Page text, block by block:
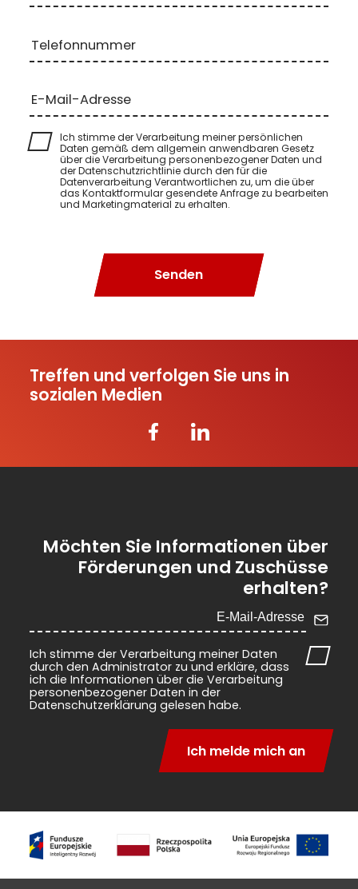
Telefonnummer
E-Mail-Adresse
Ich stimme der Verarbeitung meiner persönlichen
Daten gemäß dem allgemein anwendbaren Gesetz
über die Verarbeitung personenbezogener Daten und
der Datenschutzrichtlinie durch den für die
Datenverarbeitung Verantwortlichen zu, um die über
das Kontaktformular gesendete Anfrage zu bearbeiten
und Marketingmaterial zu erhalten.
Senden
Treffen und verfolgen Sie uns in
sozialen Medien
Möchten Sie Informationen über
Förderungen und Zuschüsse
erhalten?
Ich stimme der Verarbeitung meiner Daten
durch den Administrator zu und erkläre, dass
ich die Informationen über die Verarbeitung
personenbezogener Daten in der
Datenschutzerklärung gelesen habe.
Ich melde mich an